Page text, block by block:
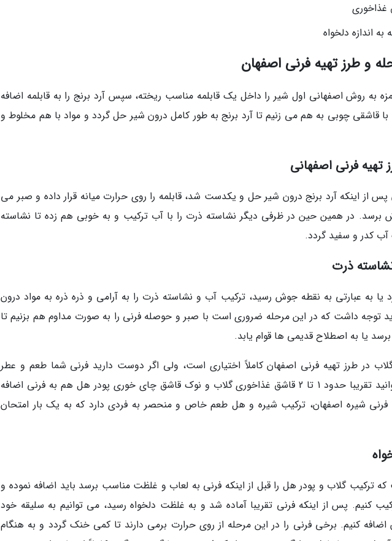
اندازه دلخواه
و طرز تهیه فرنی اصفهان
به روش اصفهانی اول شیر را داخل یک قابلمه مناسب ریخته، سپس آرد برنج را به قابلمه اضافه
قاشقی چوبی به هم می زنیم تا آرد برنج به طور کامل درون شیر حل گردد و مواد با هم مخلوط و
فرنی اصفهانی
پس از اینکه آرد برنج درون شیر حل و یکدست شد، قابلمه را روی حرارت میانه قرار داده و صبر می
برسد. در همین حین در ظرفی دیگر نشاسته ذرت را با آب ترکیب و به خوبی هم زده تا نشاسته
کدر و سفید گردد.
ذرت
یا به عبارتی به نقطه جوش رسید، ترکیب آب و نشاسته ذرت را به آرامی و ذره ذره به مواد درون
توجه داشت که در این مرحله ضروری است با صبر و حوصله فرنی را به صورت مداوم هم بزنیم تا
یا به اصطلاح قدیمی ها قوام یابد.
در طرز تهیه فرنی اصفهان کاملاً اختیاری است، ولی اگر دوست دارید فرنی شما طعم و عطر
بهتری داشته باشد می توانید تقریبا حدود 1 تا 2 قاشق غذاخوری گلاب و نوک قاشق چای خوری پودر هل هم به فرنی اضافه
فرنی شیره اصفهان، ترکیب شیره و هل طعم خاص و منحصر به فردی دارد که به یک بار امتحان
که ترکیب گلاب و پودر هل را قبل از اینکه فرنی به لعاب و غلظت مناسب برسد باید اضافه نموده و
کنیم. پس از اینکه فرنی تقریبا آماده شد و به غلظت دلخواه رسید، می توانیم به سلیقه خود
اضافه کنیم. برخی فرنی را در این مرحله از روی حرارت برمی دارند تا کمی خنک گردد و به هنگام